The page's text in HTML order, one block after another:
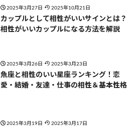
2025年3月27日 2025年10月21日
カップルとして相性がいいサインとは？
相性がいいカップルになる方法を解説
2025年3月26日 2025年3月23日
魚座と相性のいい星座ランキング！恋
愛・結婚・友達・仕事の相性＆基本性格
2025年3月19日 2025年3月17日